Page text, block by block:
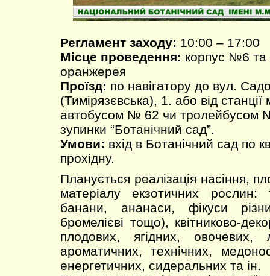
Регламент заходу: 10:00 – 17:00
Місце проведення: корпус №6 та
оранжерея
Проїзд: по навігатору до вул.
(Тимірязєвська), 1. або від станції
автобусом № 62 чи тролейбусом
зупинки “Ботанічний сад”.
Умови: вхід в Ботанічний сад по
прохідну.
Планується реалізація насіння,
матеріалу екзотичних рослин:
банани, ананаси, фікуси
бромелієві тощо), квітниково-
плодових, ягідних, овочевих,
ароматичних, технічних,
енергетичних, сидеральних та ін.